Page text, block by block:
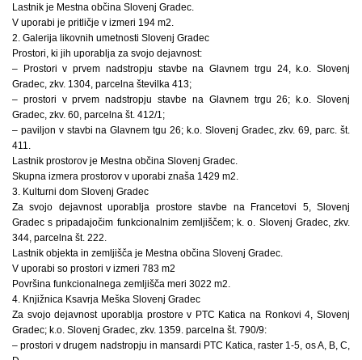
Lastnik je Mestna občina Slovenj Gradec.
V uporabi je pritličje v izmeri 194 m2.
2. Galerija likovnih umetnosti Slovenj Gradec
Prostori, ki jih uporablja za svojo dejavnost:
– Prostori v prvem nadstropju stavbe na Glavnem trgu 24, k.o. Slovenj
Gradec, zkv. 1304, parcelna številka 413;
– prostori v prvem nadstropju stavbe na Glavnem trgu 26; k.o. Slovenj
Gradec, zkv. 60, parcelna št. 412/1;
– paviljon v stavbi na Glavnem tgu 26; k.o. Slovenj Gradec, zkv. 69, parc. št.
411.
Lastnik prostorov je Mestna občina Slovenj Gradec.
Skupna izmera prostorov v uporabi znaša 1429 m2.
3. Kulturni dom Slovenj Gradec
Za svojo dejavnost uporablja prostore stavbe na Francetovi 5, Slovenj
Gradec s pripadajočim funkcionalnim zemljiščem; k. o. Slovenj Gradec, zkv.
344, parcelna št. 222.
Lastnik objekta in zemljišča je Mestna občina Slovenj Gradec.
V uporabi so prostori v izmeri 783 m2
Površina funkcionalnega zemljišča meri 3022 m2.
4. Knjižnica Ksavrja Meška Slovenj Gradec
Za svojo dejavnost uporablja prostore v PTC Katica na Ronkovi 4, Slovenj
Gradec; k.o. Slovenj Gradec, zkv. 1359. parcelna št. 790/9:
– prostori v drugem nadstropju in mansardi PTC Katica, raster 1-5, os A, B, C,